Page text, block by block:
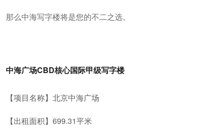
那么中海写字楼将是您的不二之选。
中海广场CBD核心国际甲级写字楼
【项目名称】北京中海广场
【出租面积】699.31平米